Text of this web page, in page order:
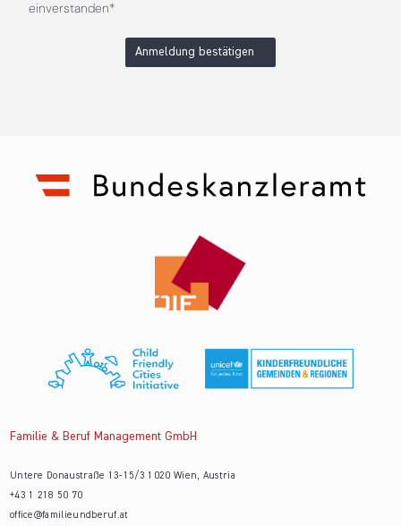
einverstanden*
Anmeldung bestätigen
Familie & Beruf Management GmbH
Untere Donaustraße 13-15/3 1020 Wien, Austria
+43 1 218 50 70
office@familieundberuf.at